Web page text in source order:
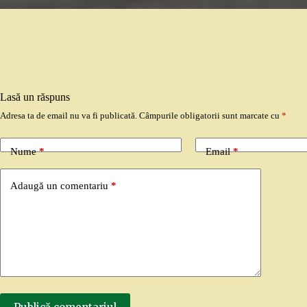
Lasă un răspuns
Adresa ta de email nu va fi publicată. Câmpurile obligatorii sunt marcate cu *
Nume* Email*
Adaugă un comentariu *